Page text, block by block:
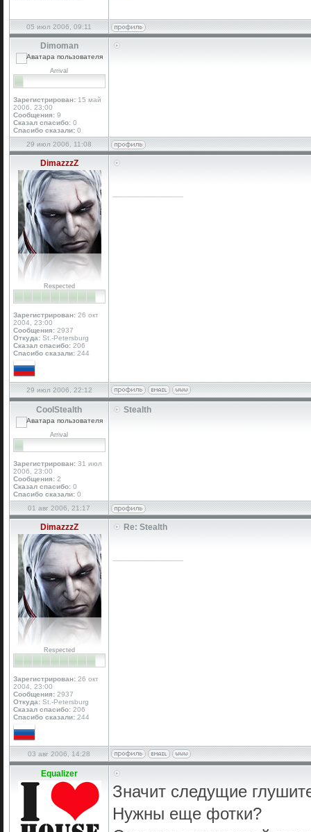
05 июл 2006, 09:11
Dimoman
Arrival
Зарегистрирован: 15 май
2006, 23:00
Сообщения: 9
Сказал спасибо: 0
Спасибо сказали: 0
29 июл 2006, 11:08
DimazzzZ
Respected
Зарегистрирован: 26 окт
2004, 23:00
Сообщения: 2937
Откуда: St.-Petersburg
Сказал спасибо: 206
Спасибо сказали: 244
29 июл 2006, 22:12
CoolStealth
Arrival
Зарегистрирован: 31 июл
2006, 23:00
Сообщения: 2
Сказал спасибо: 0
Спасибо сказали: 0
Stealth
01 авг 2006, 21:17
DimazzzZ
Respected
Зарегистрирован: 26 окт
2004, 23:00
Сообщения: 2937
Откуда: St.-Petersburg
Сказал спасибо: 206
Спасибо сказали: 244
Re: Stealth
03 авг 2006, 14:28
Equalizer
Значит следущие
Нужны еще фотки?